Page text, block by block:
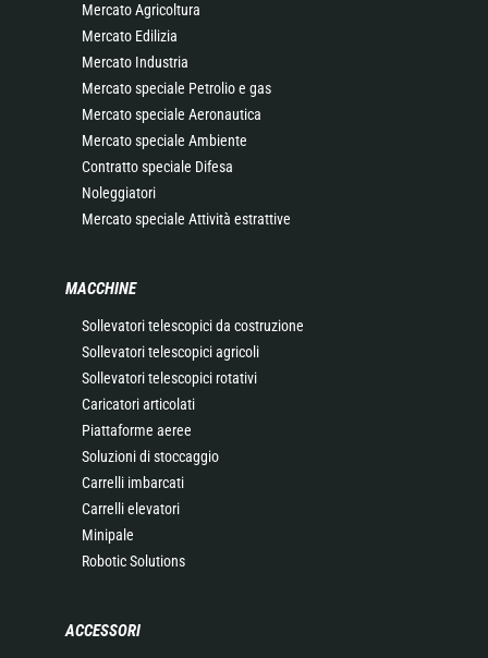
Mercato Agricoltura
Mercato Edilizia
Mercato Industria
Mercato speciale Petrolio e gas
Mercato speciale Aeronautica
Mercato speciale Ambiente
Contratto speciale Difesa
Noleggiatori
Mercato speciale Attività estrattive
MACCHINE
Sollevatori telescopici da costruzione
Sollevatori telescopici agricoli
Sollevatori telescopici rotativi
Caricatori articolati
Piattaforme aeree
Soluzioni di stoccaggio
Carrelli imbarcati
Carrelli elevatori
Minipale
Robotic Solutions
ACCESSORI